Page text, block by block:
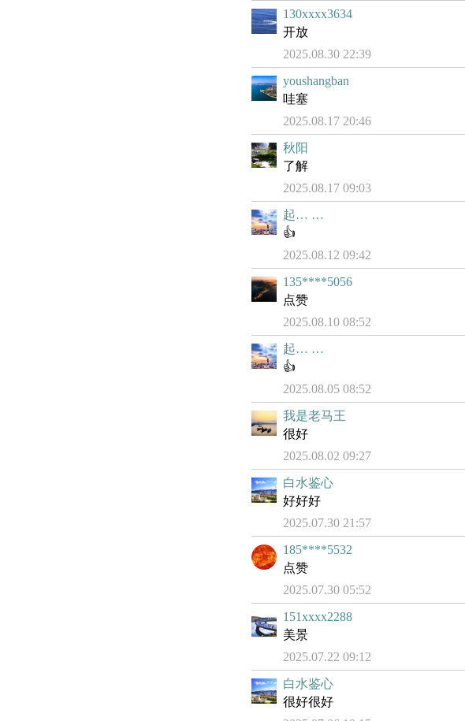
130xxxx3634
开放
2025.08.30 22:39
youshangban
哇塞
2025.08.17 20:46
秋阳
了解
2025.08.17 09:03
起… …
👍
2025.08.12 09:42
135****5056
点赞
2025.08.10 08:52
起… …
👍
2025.08.05 08:52
我是老马王
很好
2025.08.02 09:27
白水鉴心
好好好
2025.07.30 21:57
185****5532
点赞
2025.07.30 05:52
151xxxx2288
美景
2025.07.22 09:12
白水鉴心
很好很好